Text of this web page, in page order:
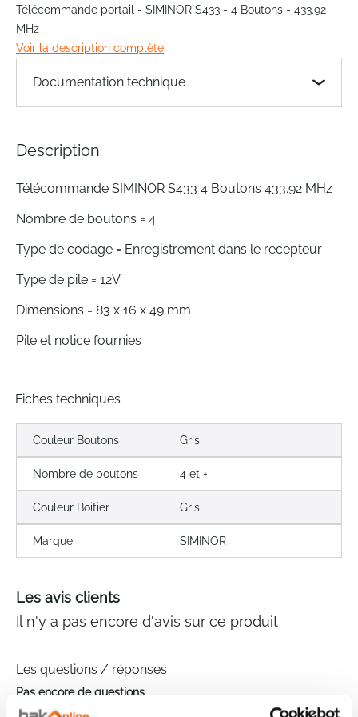
to
the
of
images
Télécommande portail - SIMINOR S433 - 4 Boutons - 433.92
MHz
Voir la description complète
Documentation technique
Description
Télécommande SIMINOR S433 4 Boutons 433.92 MHz
Nombre de boutons = 4
Type de codage = Enregistrement dans le recepteur
Type de pile = 12V
Dimensions = 83 x 16 x 49 mm
Pile et notice fournies
Fiches techniques
Couleur Boutons Gris
Nombre de boutons 4 et +
Couleur Boitier Gris
Marque SIMINOR
Les avis clients
Il n'y a pas encore d'avis sur ce produit
Les questions / réponses
Pas encore de questions